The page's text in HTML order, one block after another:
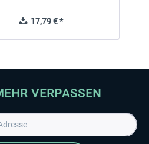
17,79 € *
VERPASSEN